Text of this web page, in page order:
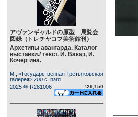
アヴァンギャルドの原型 展覧会
図録（トレチヤコフ美術館刊）
Архетипы авангарда. Каталог
выставки./ текст. И. Вакар, И.
Кочергина.
М., <Государственная Третьяковская
галерея> 200 c. hard
2025 年 R281006
\29,150